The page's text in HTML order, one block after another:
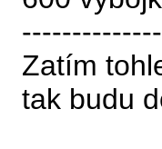
Zatím
tak budu